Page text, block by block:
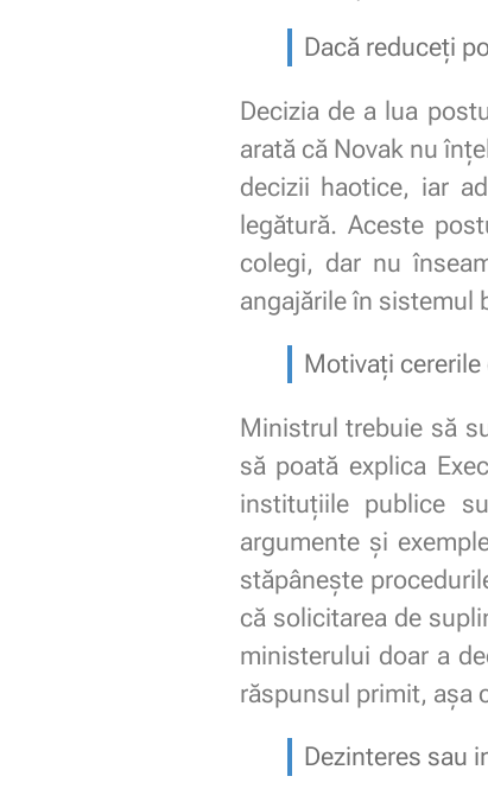
Dacă reduceți
Decizia de a lua
arată că Novak nu
decizii haotice, iar
legătură. Aceste
colegi, dar nu
angajările în sistemul
Motivați
Ministrul trebuie să
să poată explica
instituţiile publice
argumente și
stăpânește
că solicitarea de
ministerului doar a
răspunsul primit, așa
Dezinteres sau